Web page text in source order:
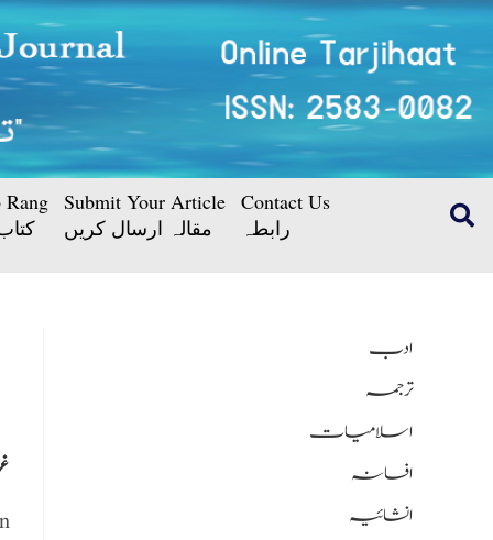
Submit Your Article
مقالہ ارسال کریں
Contact Us
رابطہ
ادب
ترجمہ
اسلامیات
افسانہ
انشائیہ